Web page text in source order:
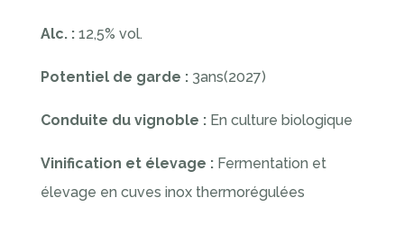
Alc. : 12,5% vol.
Potentiel de garde : 3ans(2027)
Conduite du vignoble : En culture biologique
Vinification et élevage : Fermentation et
élevage en cuves inox thermorégulées